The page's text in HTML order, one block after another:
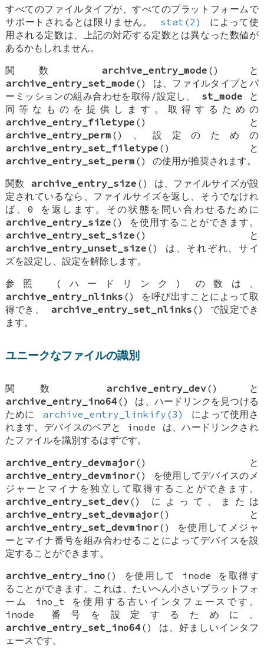
すべてのファイルタイプが、すべてのプラットフォームで
サポートされるとは限りません。
stat(2)
によって使
用される定数は、上記の対応する定数とは異なった数値が
あるかもしれません。
関数 archive_entry_mode () と
archive_entry_set_mode () は、ファイルタイプとパ
ーミッションの組み合わせを取得/設定し、 st_mode と
同等なものを提供します。取得するための
archive_entry_filetype () と
archive_entry_perm ()、設定のための
archive_entry_set_filetype () と
archive_entry_set_perm () の使用が推奨されます。
関数 archive_entry_size () は、ファイルサイズが設
定されているなら、ファイルサイズを返し、そうでなけれ
ば、0 を返します。その状態を問い合わせるために
archive_entry_size () を使用することができます。
archive_entry_set_size () と
archive_entry_unset_size () は、それぞれ、サイ
ズを設定し、設定を解除します。
参照 (ハードリンク) の数は、
archive_entry_nlinks () を呼び出すことによって取
得でき、 archive_entry_set_nlinks () で設定でき
ます。
ユニークなファイルの識別
関数 archive_entry_dev() と
archive_entry_ino64() は、ハードリンクを見つける
ために
archive_entry_linkify(3)
によって使用さ
れます。デバイスのペアと inode は、ハードリンクされ
たファイルを識別するはずです。
archive_entry_devmajor() と
archive_entry_devminor() を使用してデバイスのメ
ジャーとマイナを独立して取得することができます。
archive_entry_set_dev() によって、または
archive_entry_set_devmajor() と
archive_entry_set_devminor() を使用してメジャ
ーとマイナ番号を組み合わせることによってデバイスを設
定することができます。
archive_entry_ino () を使用して inode を取得す
ることができます。これは、たいへん小さいプラットフォ
ーム
ino_t を使用する古いインタフェースです。
inode 番号を設定するために、
archive_entry_set_ino64() は、好ましいインタフ
ェースです。